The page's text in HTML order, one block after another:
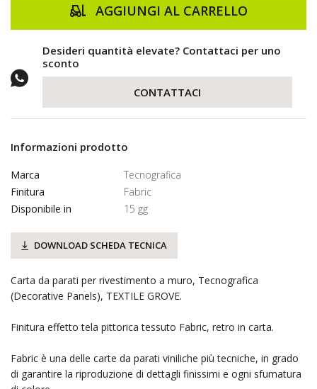
AGGIUNGI AL CARRELLO
Desideri quantità elevate? Contattaci per uno
sconto
CONTATTACI
Informazioni prodotto
Marca
Tecnografica
Finitura
Fabric
Disponibile in
15 gg
DOWNLOAD SCHEDA TECNICA
Carta da parati per rivestimento a muro, Tecnografica
(Decorative Panels), TEXTILE GROVE.
Finitura effetto tela pittorica tessuto Fabric, retro in carta.
Fabric è una delle carte da parati viniliche più tecniche, in grado
di garantire la riproduzione di dettagli finissimi e ogni sfumatura